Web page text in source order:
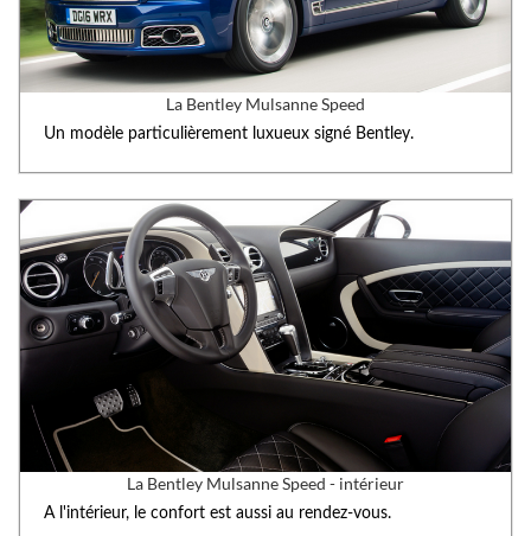
La Bentley Mulsanne Speed
Un modèle particulièrement luxueux signé Bentley.
La Bentley Mulsanne Speed - intérieur
A l'intérieur, le confort est aussi au rendez-vous.